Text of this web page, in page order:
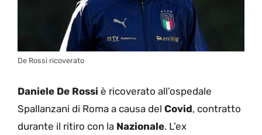
De Rossi ricoverato
Daniele De Rossi è ricoverato all’ospedale
Spallanzani di Roma a causa del Covid, contratto
durante il ritiro con la Nazionale. L’ex